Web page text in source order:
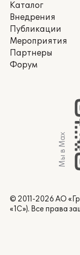
Каталог
Внедрения
Публикации
Мероприятия
Партнеры
Форум
Мы в Max
© 2011-2026 АО
«1С»). Все права